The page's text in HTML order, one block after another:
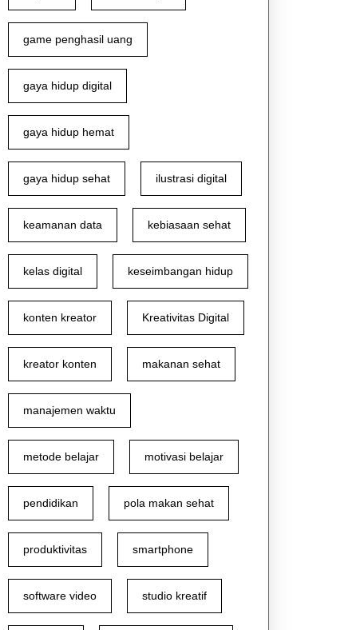
game penghasil uang
gaya hidup digital
gaya hidup hemat
gaya hidup sehat ilustrasi digital
keamanan data kebiasaan sehat
kelas digital keseimbangan hidup
konten kreator Kreativitas Digital
kreator konten makanan sehat
manajemen waktu
metode belajar motivasi belajar
pendidikan pola makan sehat
produktivitas smartphone
software video studio kreatif